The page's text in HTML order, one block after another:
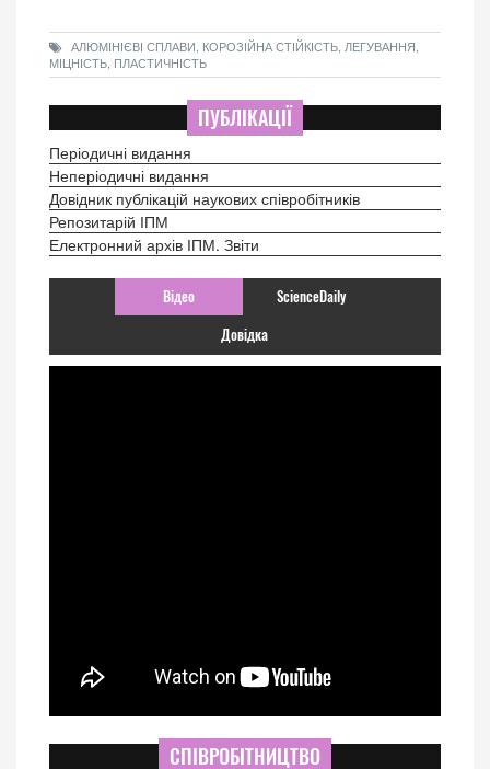
АЛЮМІНІЄВІ СПЛАВИ, КОРОЗІЙНА СТІЙКІСТЬ, ЛЕГУВАННЯ,
МІЦНІСТЬ, ПЛАСТИЧНІСТЬ
ПУБЛІКАЦІЇ
Періодичні видання
Неперіодичні видання
Довідник публікацій наукових співробітників
Репозитарій ІПМ
Електронний архів ІПМ. Звіти
Відео ScienceDaily
Довідка
СПІВРОБІТНИЦТВО